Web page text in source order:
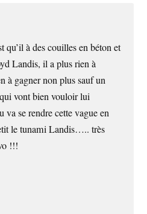
qu’il à des couilles en béton et
Landis, il a plus rien à
à gagner non plus sauf un
vont bien vouloir lui
va se rendre cette vague en
le tunami Landis….. très
!!!